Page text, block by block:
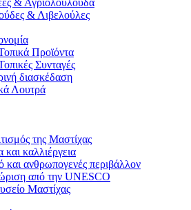
& Αγριολούλουδα
& Λιβελούλες
Προϊόντα
Συνταγές
διασκέδαση
Λουτρά
της Μαστίχας
και καλλιέργεια
και ανθρωπογενές περιβάλλον
από την UNESCO
Μαστίχας